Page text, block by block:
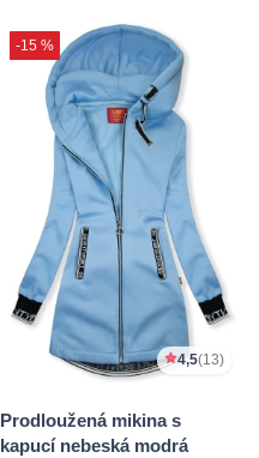
-15 %
4,5(13)
Prodloužená mikina s
kapucí nebeská modrá